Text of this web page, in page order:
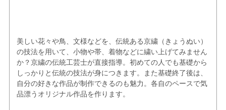
美しい花々や鳥、文様などを、伝統ある京繍（きょうぬい）
の技法を用いて、小物や帯、着物などに繍い上げてみません
か？京繍の伝統工芸士が直接指導。初めての人でも基礎から
しっかりと伝統の技法が身につきます。また基礎終了後は、
自分の好きな作品が制作できるのも魅力。各自のペースで気
品漂うオリジナル作品を作ります。